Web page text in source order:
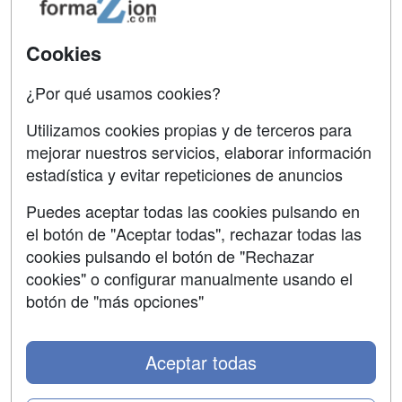
Acceso Usuarios
Acceso Centros
Contactar
Confidencialidad
Aviso legal
Copyleft
Cookies
¿Por qué usamos cookies?
Utilizamos cookies propias y de terceros para
mejorar nuestros servicios, elaborar información
estadística y evitar repeticiones de anuncios
Puedes aceptar todas las cookies pulsando en
el botón de "Aceptar todas", rechazar todas las
cookies pulsando el botón de "Rechazar
cookies" o configurar manualmente usando el
botón de "más opciones"
Aceptar todas